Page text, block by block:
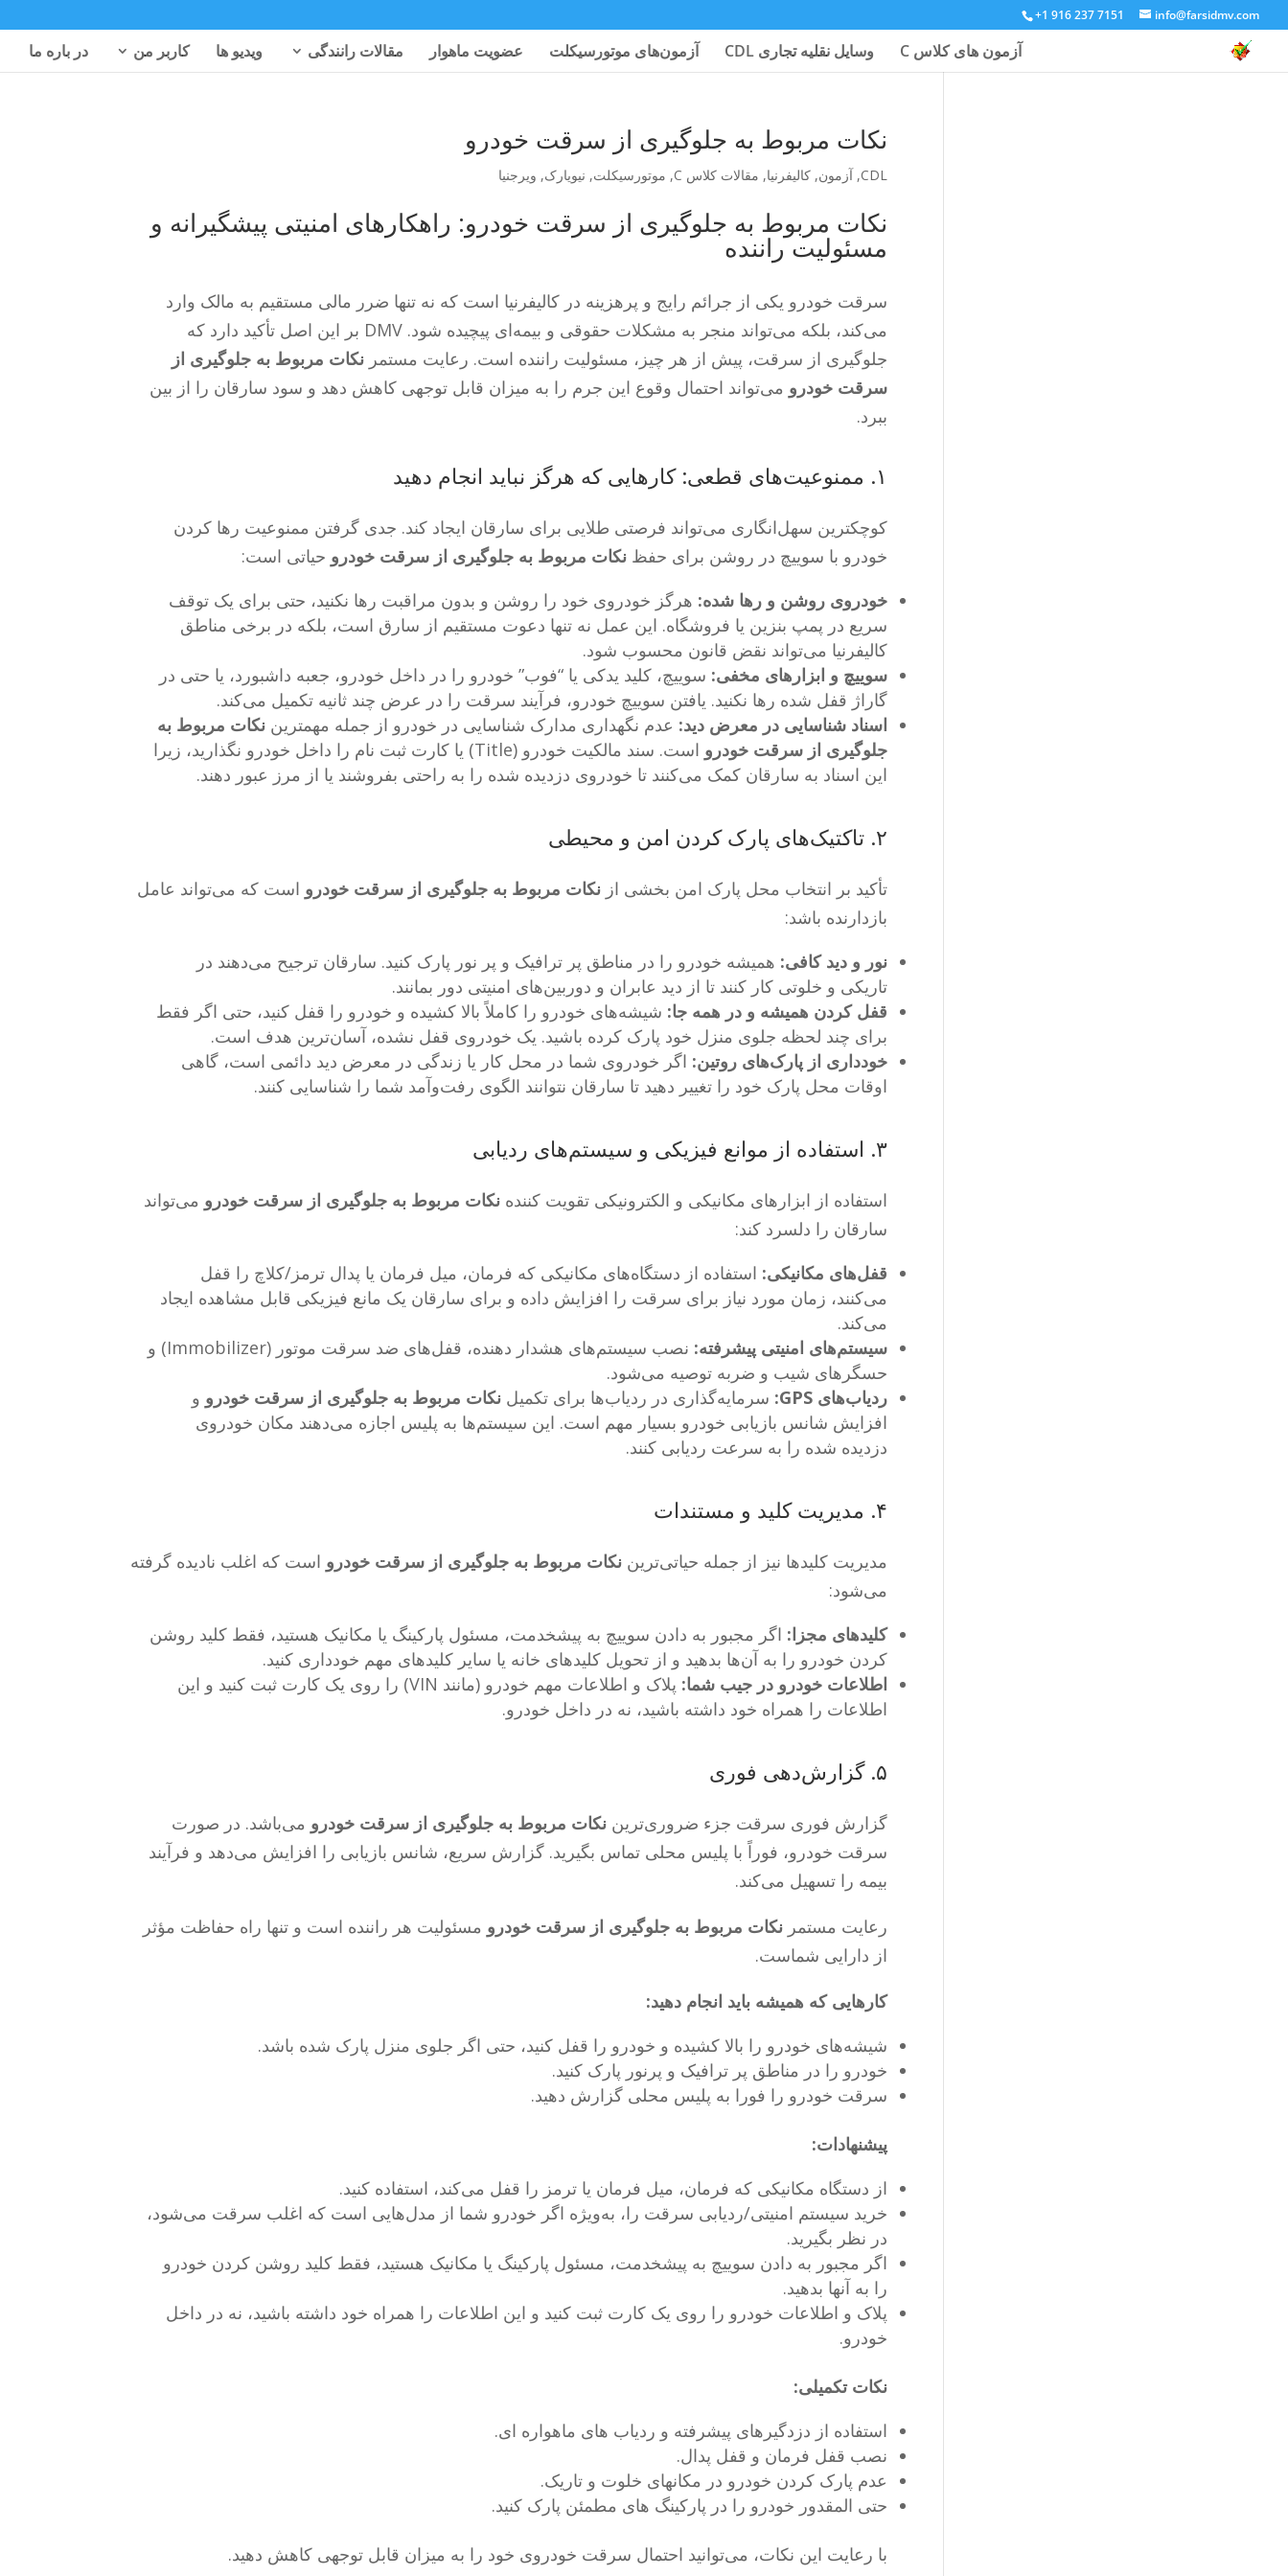
+1 916 237 7151 info@farsidmv.com
آزمون های کلاس C وسایل نقلیه تجاری CDL آزمون‌های موتورسیکلت عضویت ماهوار مقالات رانندگی ویدیو ها کاربر من در باره ما
نکات مربوط به جلوگیری از سرقت خودرو
CDL
,آزمون, کالیفرنیا, مقالات کلاس C , موتورسیکلت, نیویارک, ویرجنیا
نکات مربوط به جلوگیری از سرقت خودرو: راهکارهای امنیتی پیشگیرانه و
مسئولیت راننده
سرقت خودرو یکی از جرائم رایج و پرهزینه در کالیفرنیا است که نه تنها ضرر مالی مستقیم به مالک وارد
می‌کند، بلکه می‌تواند منجر به مشکلات حقوقی و بیمه‌ای پیچیده شود. DMV بر این اصل تأکید دارد که
جلوگیری از سرقت، پیش از هر چیز، مسئولیت راننده است. رعایت مستمر نکات مربوط به جلوگیری از
سرقت خودرو می‌تواند احتمال وقوع این جرم را به میزان قابل توجهی کاهش دهد و سود سارقان را از بین
ببرد.
۱. ممنوعیت‌های قطعی: کارهایی که هرگز نباید انجام دهید
کوچکترین سهل‌انگاری می‌تواند فرصتی طلایی برای سارقان ایجاد کند. جدی گرفتن ممنوعیت رها کردن
خودرو با سوییچ در روشن برای حفظ نکات مربوط به جلوگیری از سرقت خودرو حیاتی است:
خودروی روشن و رها شده: هرگز خودروی خود را روشن و بدون مراقبت رها نکنید، حتی برای یک توقف
سریع در پمپ بنزین یا فروشگاه. این عمل نه تنها دعوت مستقیم از سارق است، بلکه در برخی مناطق
کالیفرنیا می‌تواند نقض قانون محسوب شود.
سوییچ و ابزارهای مخفی: سوییچ، کلید یدکی یا “فوب” خودرو را در داخل خودرو، جعبه داشبورد، یا حتی در
گاراژ قفل شده رها نکنید. یافتن سوییچ خودرو، فرآیند سرقت را در عرض چند ثانیه تکمیل می‌کند.
اسناد شناسایی در معرض دید: عدم نگهداری مدارک شناسایی در خودرو از جمله مهمترین نکات مربوط به
جلوگیری از سرقت خودرو
است. سند مالکیت خودرو (Title) یا کارت ثبت نام را داخل خودرو نگذارید، زیرا
این اسناد به سارقان کمک می‌کنند تا خودروی دزدیده شده را به راحتی بفروشند یا از مرز عبور دهند.
۲. تاکتیک‌های پارک کردن امن و محیطی
تأکید بر انتخاب محل پارک امن بخشی از نکات مربوط به جلوگیری از سرقت خودرو است که می‌تواند عامل
بازدارنده باشد:
نور و دید کافی: همیشه خودرو را در مناطق پر ترافیک و پر نور پارک کنید. سارقان ترجیح می‌دهند در
تاریکی و خلوتی کار کنند تا از دید عابران و دوربین‌های امنیتی دور بمانند.
قفل کردن همیشه و در همه جا: شیشه‌های خودرو را کاملاً بالا کشیده و خودرو را قفل کنید، حتی اگر فقط
برای چند لحظه جلوی منزل خود پارک کرده باشید. یک خودروی قفل نشده، آسان‌ترین هدف است.
خودداری از پارک‌های روتین: اگر خودروی شما در محل کار یا زندگی در معرض دید دائمی است، گاهی
اوقات محل پارک خود را تغییر دهید تا سارقان نتوانند الگوی رفت‌وآمد شما را شناسایی کنند.
۳. استفاده از موانع فیزیکی و سیستم‌های ردیابی
استفاده از ابزارهای مکانیکی و الکترونیکی تقویت کننده نکات مربوط به جلوگیری از سرقت خودرو می‌تواند
سارقان را دلسرد کند:
قفل‌های مکانیکی: استفاده از دستگاه‌های مکانیکی که فرمان، میل فرمان یا پدال ترمز/کلاچ را قفل
می‌کنند، زمان مورد نیاز برای سرقت را افزایش داده و برای سارقان یک مانع فیزیکی قابل مشاهده ایجاد
می‌کند.
سیستم‌های امنیتی پیشرفته:
نصب سیستم‌های هشدار دهنده، قفل‌های ضد سرقت موتور (Immobilizer) و
حسگرهای شیب و ضربه توصیه می‌شود.
ردیاب‌های GPS:
سرمایه‌گذاری در ردیاب‌ها برای تکمیل نکات مربوط به جلوگیری از سرقت خودرو و
افزایش شانس بازیابی خودرو بسیار مهم است. این سیستم‌ها به پلیس اجازه می‌دهند مکان خودروی
دزدیده شده را به سرعت ردیابی کنند.
۴. مدیریت کلید و مستندات
مدیریت کلیدها نیز از جمله حیاتی‌ترین نکات مربوط به جلوگیری از سرقت خودرو است که اغلب نادیده گرفته
می‌شود:
کلیدهای مجزا: اگر مجبور به دادن سوییچ به پیشخدمت، مسئول پارکینگ یا مکانیک هستید، فقط کلید روشن
کردن خودرو را به آن‌ها بدهید و از تحویل کلیدهای خانه یا سایر کلیدهای مهم خودداری کنید.
اطلاعات خودرو در جیب شما:
پلاک و اطلاعات مهم خودرو (مانند VIN) را روی یک کارت ثبت کنید و این
اطلاعات را همراه خود داشته باشید، نه در داخل خودرو.
۵. گزارش‌دهی فوری
گزارش فوری سرقت جزء ضروری‌ترین نکات مربوط به جلوگیری از سرقت خودرو می‌باشد. در صورت
سرقت خودرو، فوراً با پلیس محلی تماس بگیرید. گزارش سریع، شانس بازیابی را افزایش می‌دهد و فرآیند
بیمه را تسهیل می‌کند.
رعایت مستمر نکات مربوط به جلوگیری از سرقت خودرو مسئولیت هر راننده است و تنها راه حفاظت مؤثر
از دارایی شماست.
کارهایی که همیشه باید انجام دهید:
شیشه‌های خودرو را بالا کشیده و خودرو را قفل کنید، حتی اگر جلوی منزل پارک شده باشد.
خودرو را در مناطق پر ترافیک و پرنور پارک کنید.
سرقت خودرو را فورا به پلیس محلی گزارش دهید.
پیشنهادات:
از دستگاه مکانیکی که فرمان، میل فرمان یا ترمز را قفل می‌کند، استفاده کنید.
خرید سیستم امنیتی/ردیابی سرقت را، به‌ویژه اگر خودرو شما از مدل‌هایی است که اغلب سرقت می‌شود،
در نظر بگیرید.
اگر مجبور به دادن سوییچ به پیشخدمت، مسئول پارکینگ یا مکانیک هستید، فقط کلید روشن کردن خودرو
را به آنها بدهید.
پلاک و اطلاعات خودرو را روی یک کارت ثبت کنید و این اطلاعات را همراه خود داشته باشید، نه در داخل
خودرو.
نکات تکمیلی:
استفاده از دزدگیرهای پیشرفته و ردیاب های ماهواره ای.
نصب قفل فرمان و قفل پدال.
عدم پارک کردن خودرو در مکانهای خلوت و تاریک.
حتی المقدور خودرو را در پارکینگ های مطمئن پارک کنید.
با رعایت این نکات، می‌توانید احتمال سرقت خودروی خود را به میزان قابل توجهی کاهش دهید.